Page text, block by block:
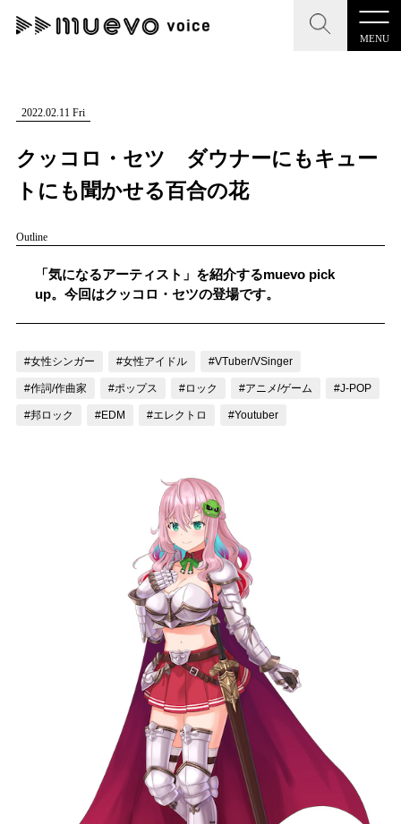
MENU
CLOSE
記事を検索する
人気ワード
#男性SSW #ポップス #女性SSW
CLOSE
"読者の声を形にする”音楽特化メディア
MENU
記事一覧
お問い合わせ
記事リクエスト
muevoクラウドファンディング
muevoコミュニティ
ぶいクラ！by muevo
ぶいコミュ！by muevo
ぶいマガ！ by muevo
Official SNS
2022.02.11 Fri
クッコロ・セツ ダウナーにもキュー
トにも聞かせる百合の花
Outline
「気になるアーティスト」を紹介するmuevo pick
up。今回はクッコロ・セツの登場です。
#女性シンガー #女性アイドル #VTuber/VSinger
#作詞/作曲家 #ポップス #ロック #アニメ/ゲーム #J-POP
#邦ロック #EDM #エレクトロ #Youtuber